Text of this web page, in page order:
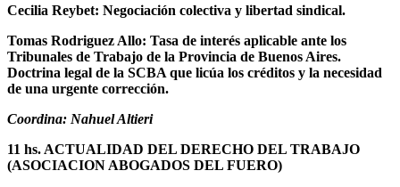
Cecilia Reybet: Negociación colectiva y libertad sindical.
Tomas Rodriguez Allo: Tasa de interés aplicable ante los
Tribunales de Trabajo de la Provincia de Buenos Aires.
Doctrina legal de la SCBA que licúa los créditos y la necesidad
de una urgente corrección.
Coordina: Nahuel Altieri
11 hs. ACTUALIDAD DEL DERECHO DEL TRABAJO
(ASOCIACION ABOGADOS DEL FUERO)